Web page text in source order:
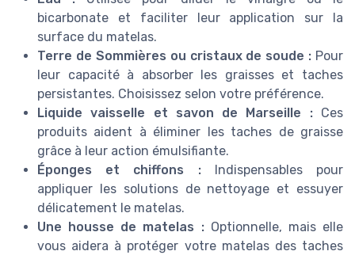
bicarbonate et faciliter leur application sur la
surface du matelas.
Terre de Sommières ou cristaux de soude : Pour
leur capacité à absorber les graisses et taches
persistantes. Choisissez selon votre préférence.
Liquide vaisselle et savon de Marseille :Ces
produits aident à éliminer les taches de graisse
grâce à leur action émulsifiante.
Éponges et chiffons :Indispensables pour
appliquer les solutions de nettoyage et essuyer
délicatement le matelas.
Une housse de matelas :Optionnelle, mais elle
vous aidera à protéger votre matelas des taches